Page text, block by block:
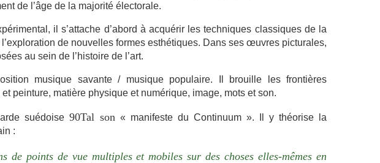
de l’âge de la majorité électorale.
il s’attache d’abord à acquérir les techniques classiques de la
de nouvelles formes esthétiques. Dans ses œuvres picturales,
au sein de l’histoire de l’art.
musique savante / musique populaire. Il brouille les frontières
peinture, matière physique et numérique, image, mots et son.
suédoise90Tal son « manifeste du Continuum ». Il y théorise la
:
de points de vue multiples et mobiles sur des choses elles-mêmes en